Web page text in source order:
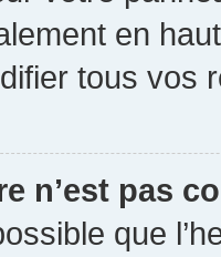
en
tous vos
n’est pas
que